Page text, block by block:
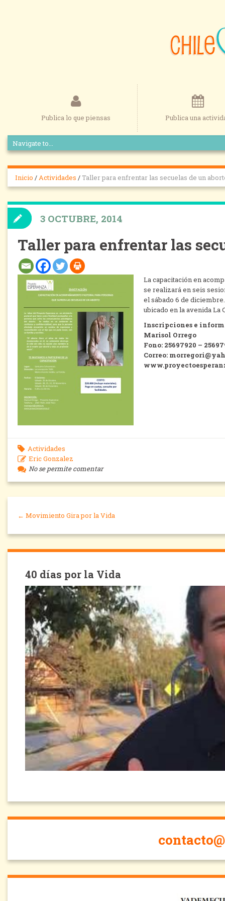
Publica lo que piensas Publica una
Inicio /Actividades / Taller para enfrentar las secuelas de un
Taller para enfrentar las
La capacitación en
se realizará en seis
el sábado 6 de
ubicado en la avenida La
Inscripciones e
Marisol Orrego
Fono: 25697920 –
Correo:
3 OCTUBRE, 2014
Actividades
Eric Gonzalez
No se permite comentar
← Movimiento Gira por la Vida
40 días por la Vida